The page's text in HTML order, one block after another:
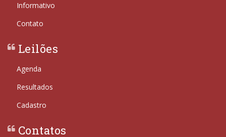
Informativo
Contato
Leilões
Agenda
Resultados
Cadastro
Contatos